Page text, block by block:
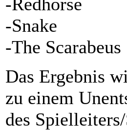
-Snake
-The Scarabeus
Das Ergebnis
zu einem
des